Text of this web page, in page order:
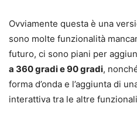
Ovviamente questa è una
sono molte funzionalità
futuro, ci sono piani per
a 360 gradi e 90 gradi,
forma d’onda e l’aggiunta di
interattiva tra le altre